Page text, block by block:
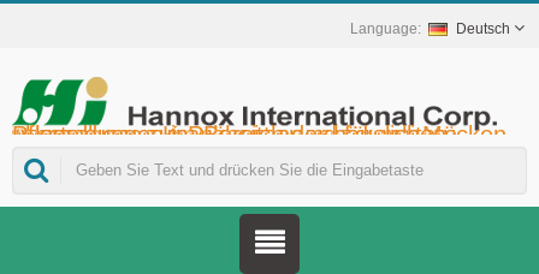
Deutsch
Hannox International Corp. - Wir unterstützen Importeure, Großhändler, Distributoren und Marken im Gesundheitswesen bei der Markteinführung von medikamentenfreien Wund- und Schleimhautpflegeprodukten für Mundgeschwüre, die unterstützende Krebstherapie, den Hautschutz, die Nasenschleimhautpflege und die Wundversorgung zu Hause. Darüber hinaus bieten wir ein breiteres Spektrum an Medizinprodukten zur Diabetesprävention und -behandlung, zur Prävention von durch Mücken übertragenen Krankheiten und für weitere Anwendungen im Bereich der häuslichen Pflege.